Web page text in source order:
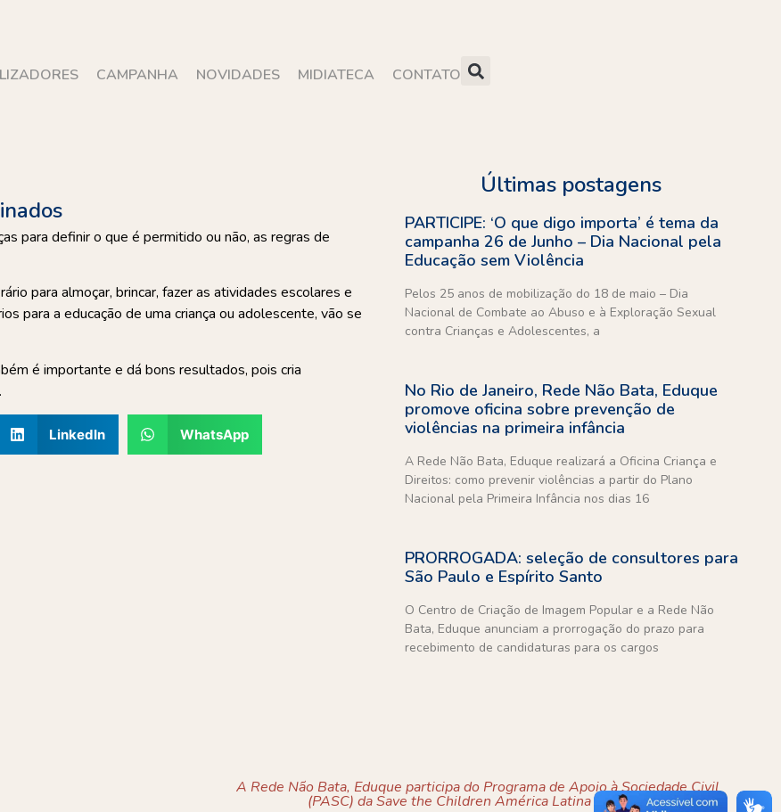
CAMPANHA NOVIDADES MIDIATECA CONTATO
para definir o que é permitido ou não, as regras de
para almoçar, brincar, fazer as atividades escolares e
para a educação de uma criança ou adolescente, vão se
é importante e dá bons resultados, pois cria
LinkedIn WhatsApp
Últimas postagens
PARTICIPE: ‘O que digo importa’ é tema da
campanha 26 de Junho – Dia Nacional pela
Educação sem Violência
Pelos 25 anos de mobilização do 18 de maio – Dia
Nacional de Combate ao Abuso e à Exploração Sexual
contra Crianças e Adolescentes, a
No Rio de Janeiro, Rede Não Bata, Eduque
promove oficina sobre prevenção de
violências na primeira infância
A Rede Não Bata, Eduque realizará a Oficina Criança e
Direitos: como prevenir violências a partir do Plano
Nacional pela Primeira Infância nos dias 16
PRORROGADA: seleção de consultores para
São Paulo e Espírito Santo
O Centro de Criação de Imagem Popular e a Rede Não
Bata, Eduque anunciam a prorrogação do prazo para
recebimento de candidaturas para os cargos
A Rede Não Bata, Eduque participa do Programa de Apoio à Sociedade Civil
(PASC) da Save the Children América Latina e Caribe